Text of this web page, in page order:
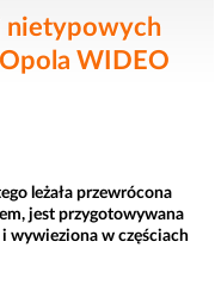
nietypowych
WIDEO
leżała przewrócona
jest przygotowywana
wywieziona w częściach